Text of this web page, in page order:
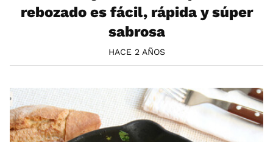
rebozado es fácil, rápida y súper
sabrosa
HACE 2 AÑOS